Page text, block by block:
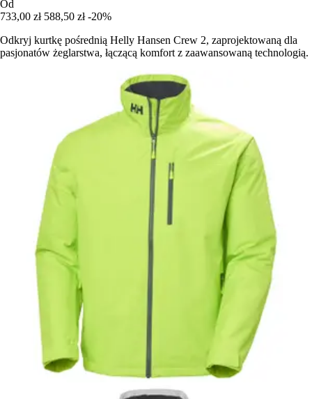
Od
733,00 zł 588,50 zł -20%
Odkryj kurtkę pośrednią Helly Hansen Crew 2, zaprojektowaną dla
pasjonatów żeglarstwa, łączącą komfort z zaawansowaną technologią.